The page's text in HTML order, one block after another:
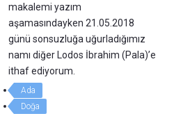
makalemi yazım
aşamasındayken 21.05.2018
günü sonsuzluğa uğurladığımız
namı diğer Lodos İbrahim (Pala)’e
ithaf ediyorum.
Ada
Doğa